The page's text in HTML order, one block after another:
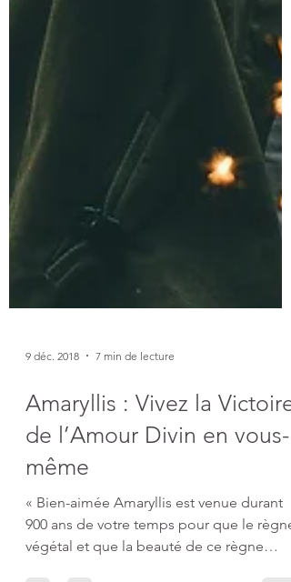
9 déc. 2018 7 min de lecture
Amaryllis : Vivez la Victoire
même
« Bien-aimée Amaryllis est venue durant